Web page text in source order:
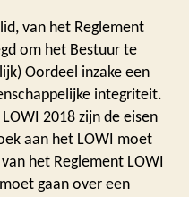
van het Reglement
om het Bestuur te
Oordeel inzake een
integriteit.
2018 zijn de eisen
aan het LOWI moet
het Reglement LOWI
gaan over een